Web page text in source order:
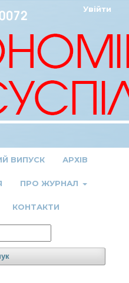
ВИПУСК АРХІВ
ПРО ЖУРНАЛ
КОНТАКТИ
Увійти